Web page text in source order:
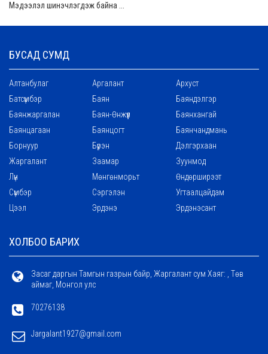
Мэдээлэл шинэчлэгдэж байна ...
БУСАД СУМД
Алтанбулаг Аргалант
Архуст
Батсүмбэр
Баян
Баяндэлгэр
Баянжаргалан
Баян-Өнжүүл
Баянхангай
Баянцагаан
Баянцогт
Баянчандмань
Борнуур
Бүрэн
Дэлгэрхаан
Жаргалант
Заамар
Зуунмод
Лүн
Мөнгөнморьт
Өндөрширээт
Сүмбэр
Сэргэлэн
Угтаалцайдам
Цээл
Эрдэнэ Эрдэнэсант
ХОЛБОО БАРИХ
Засаг даргын Тамгын газрын байр, Жаргалант сум Хаяг: , Төв
аймаг, Монгол улс
70276138
Jargalant1927@gmail.com